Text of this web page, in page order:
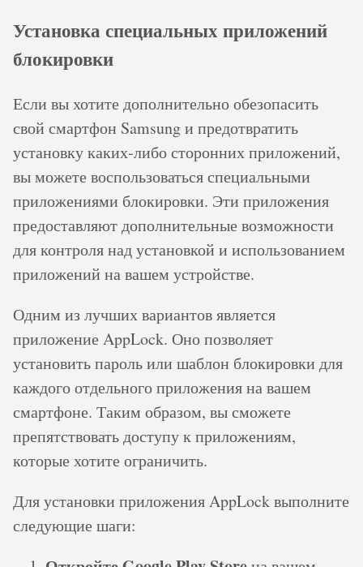
Установка специальных приложений
блокировки
Если вы хотите дополнительно обезопасить
свой смартфон Samsung и предотвратить
установку каких-либо сторонних приложений,
вы можете воспользоваться специальными
приложениями блокировки. Эти приложения
предоставляют дополнительные возможности
для контроля над установкой и использованием
приложений на вашем устройстве.
Одним из лучших вариантов является
приложение AppLock. Оно позволяет
установить пароль или шаблон блокировки для
каждого отдельного приложения на вашем
смартфоне. Таким образом, вы сможете
препятствовать доступу к приложениям,
которые хотите ограничить.
Для установки приложения AppLock выполните
следующие шаги: